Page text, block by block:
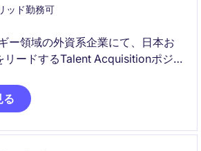
ッド勤務可
ー領域の外資系企業にて、日本お
リードするTalent Acquisitionポジ
将来的にはHR全般へキャリアを拡
る